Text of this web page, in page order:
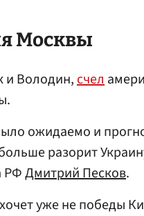
Москвы
и Володин,счел
ожидаемо и
разорит
РФДмитрий Песков.
уже не победы